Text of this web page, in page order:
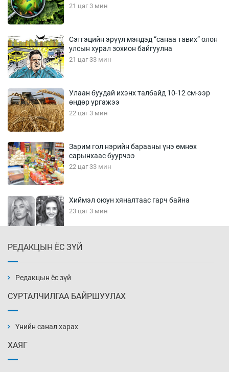
21 цаг 3 мин
Сэтгэцийн эрүүл мэндэд “санаа тавих” олон
улсын хурал зохион байгуулна
21 цаг 33 мин
Улаан буудай ихэнх талбайд 10-12 см-ээр
өндөр ургажээ
22 цаг 3 мин
Зарим гол нэрийн барааны үнэ өмнөх
сарынхаас буурчээ
22 цаг 33 мин
Хиймэл оюун хяналтаас гарч байна
23 цаг 3 мин
23 цаг 33 мин
нэмэгджээ
РЕДАКЦЫН ЁС ЗҮЙ
Редакцын ёс зүй
СУРТАЛЧИЛГАА БАЙРШУУЛАХ
Үнийн санал харах
ХАЯГ